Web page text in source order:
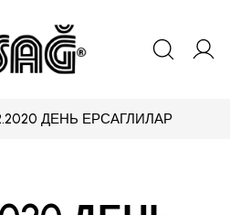
ДЕНЬ ЕРСАГЛИЛАР